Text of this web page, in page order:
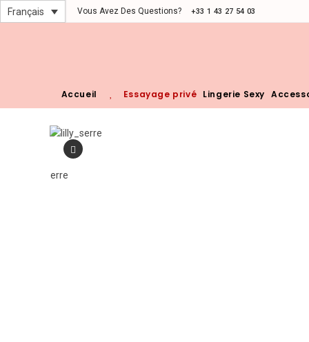
Français Vous Avez Des Questions? +33 1 43 27 54 03
Accueil Essayage privé Lingerie Sexy